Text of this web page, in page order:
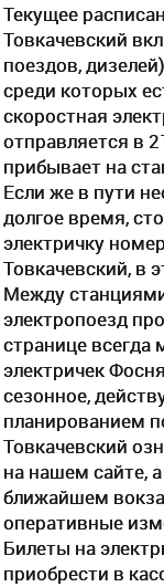
Текущее
Товкачевский
поездов,
среди которых
скоростная
отправляется в
прибывает на
Если же в пути
долгое время,
электричку
Товкачевский, в
Между
электропоезд
странице всегда
электричек
сезонное,
планированием
Товкачевский
на нашем сайте,
ближайшем
оперативные
Билеты на
приобрести в